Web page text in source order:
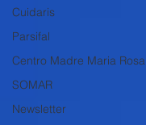
Cuidaris
Parsifal
Centro Madre Maria Rosa
SOMAR
Newsletter